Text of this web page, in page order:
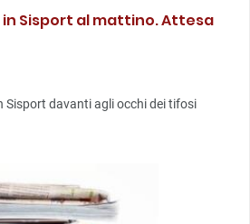
Sisport al mattino. Attesa
Sisport davanti agli occhi dei tifosi